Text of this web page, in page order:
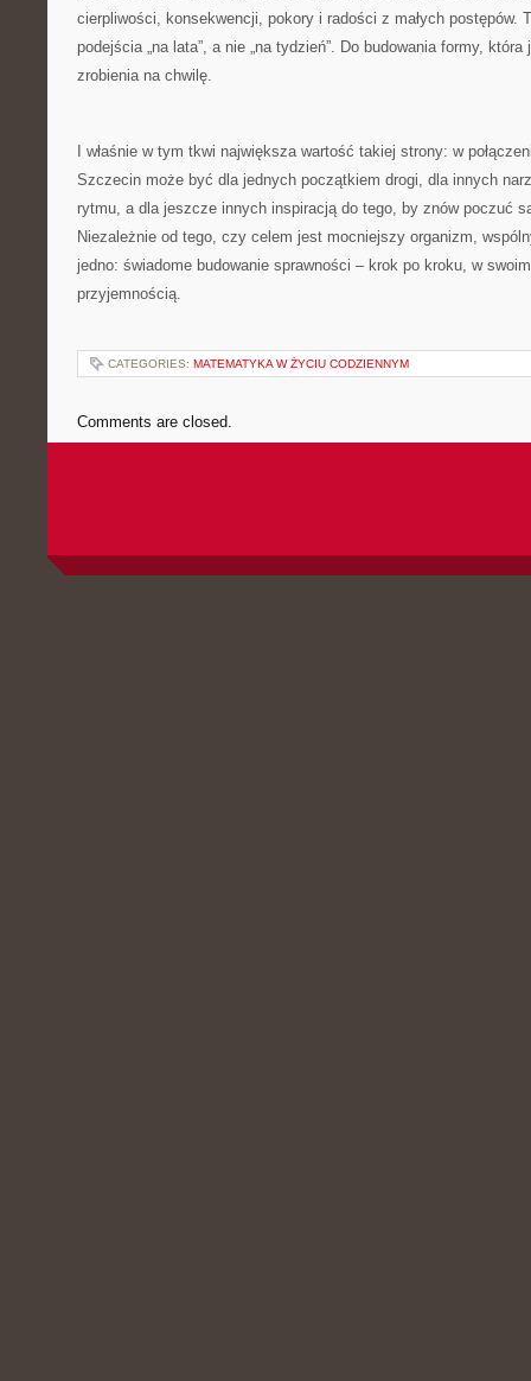
cierpliwości, konsekwencji, pokory i radości z małych postępów.
podejścia „na lata”, a nie „na tydzień”. Do budowania formy,
zrobienia na chwilę.
I właśnie w tym tkwi największa wartość takiej strony: w
Szczecin może być dla jednych początkiem drogi, dla innych
rytmu, a dla jeszcze innych inspiracją do tego, by znów poczuć
Niezależnie od tego, czy celem jest mocniejszy organizm,
jedno: świadome budowanie sprawności – krok po kroku, w
przyjemnością.
CATEGORIES: MATEMATYKA W ŻYCIU CODZIENNYM
Comments are closed.